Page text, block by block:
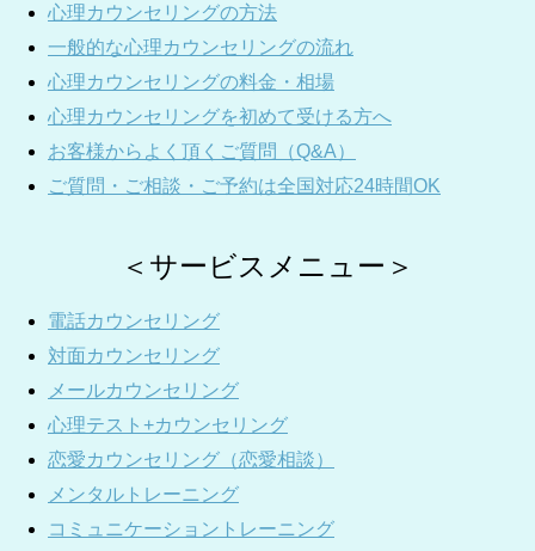
心理カウンセリングの方法
一般的な心理カウンセリングの流れ
心理カウンセリングの料金・相場
心理カウンセリングを初めて受ける方へ
お客様からよく頂くご質問（Q&A）
ご質問・ご相談・ご予約は全国対応24時間OK
＜サービスメニュー＞
電話カウンセリング
対面カウンセリング
メールカウンセリング
心理テスト+カウンセリング
恋愛カウンセリング（恋愛相談）
メンタルトレーニング
コミュニケーショントレーニング